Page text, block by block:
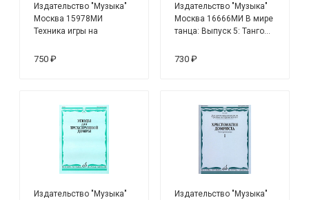
Издательство "Музыка"
Москва 15978МИ
Техника игры на
упражнения
750 ₽
Издательство "Музыка"
Москва 16666МИ В мире
танца: Выпуск 5: Танго...
730 ₽
Издательство "Музыка"
Издательство "Музыка"